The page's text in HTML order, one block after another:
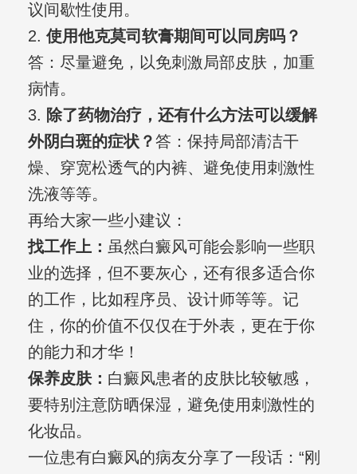
议间歇性使用。
2. 使用他克莫司软膏期间可以同房吗？
答：尽量避免，以免刺激局部皮肤，加重
病情。
3. 除了药物治疗，还有什么方法可以缓解
外阴白斑的症状？答：保持局部清洁干
燥、穿宽松透气的内裤、避免使用刺激性
洗液等等。
再给大家一些小建议：
找工作上： 虽然白癜风可能会影响一些职
业的选择，但不要灰心，还有很多适合你
的工作，比如程序员、设计师等等。记
住，你的价值不仅仅在于外表，更在于你
的能力和才华！
保养皮肤： 白癜风患者的皮肤比较敏感，
要特别注意防晒保湿，避免使用刺激性的
化妆品。
一位患有白癜风的病友分享了一段话：“刚